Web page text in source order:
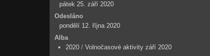
pátek 25. září 2020
Odesláno
pondělí 12. října 2020
Alba
2020 / Volnočasové aktivity září 2020